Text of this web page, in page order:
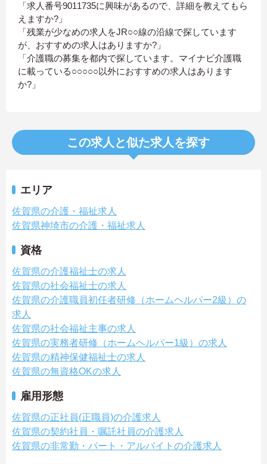
「求人番号9011735に興味があるので、詳細を教えてもら
えますか?」
「残業が少なめの求人をJR○○線の沿線で探しています
が、おすすめの求人はありますか?」
「介護職の募集を都内で探しています。マイナビ介護職
に載っている○○○○○以外におすすめの求人はあります
か?」
この求人と似た求人を探す
エリア
佐賀県の介護・福祉求人
佐賀県神埼市の介護・福祉求人
資格
佐賀県の介護福祉士の求人
佐賀県の社会福祉士の求人
佐賀県の介護職員初任者研修（ホームヘルパー2級）の
求人
佐賀県の社会福祉主事の求人
佐賀県の実務者研修（ホームヘルパー1級）の求人
佐賀県の精神保健福祉士の求人
佐賀県の無資格OKの求人
雇用形態
佐賀県の正社員(正職員)の介護求人
佐賀県の契約社員・嘱託社員の介護求人
佐賀県の非常勤・パート・アルバイトの介護求人